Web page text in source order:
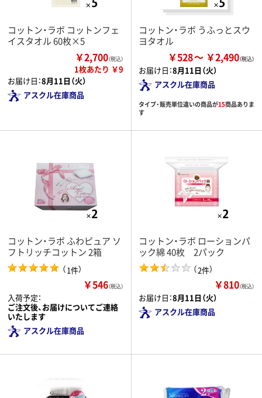
コットン・ラボ コットンフェ
イスタオル 60枚×5
￥2,700（税込）
1枚あたり ￥9
お届け日：8月11日（火）
アスクル在庫商品
コットン・ラボ うふっとスウ
ヨタオル
￥528 ￥2,490
お届け日：8月11日（火）
アスクル在庫商品
タイプ・販売単位違いの商品が15商品ありま
す
コットン・ラボ ふわピュア ソ
フトリッチコットン 2箱
（1件）
￥546（税込）
入荷予定：
ご注文後、お届けについてご連絡
いたします
アスクル在庫商品
コットン・ラボ ローションパ
ック綿 40枚 2パック
（2件）
￥810（税込）
お届け日：8月11日（火）
アスクル在庫商品